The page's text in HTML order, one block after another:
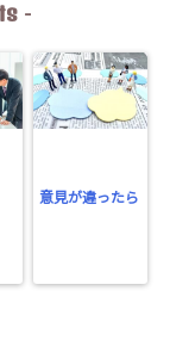
-
意見が違ったら